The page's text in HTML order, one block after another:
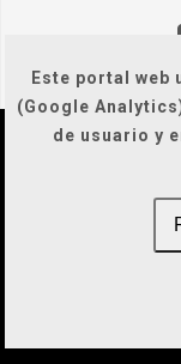
Este portal
(Google
de usuario y
Legal /